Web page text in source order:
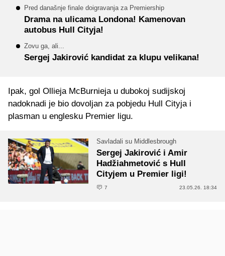
Pred današnje finale doigravanja za Premiership
Drama na ulicama Londona! Kamenovan
autobus Hull Cityja!
Zovu ga, ali...
Sergej Jakirović kandidat za klupu velikana!
Ipak, gol Ollieja McBurnieja u dubokoj sudijskoj
nadoknadi je bio dovoljan za pobjedu Hull Cityja i
plasman u englesku Premier ligu.
Savladali su Middlesbrough
Sergej Jakirović i Amir
Hadžiahmetović s Hull
Cityjem u Premier ligi!
7 23.05.26. 18:34